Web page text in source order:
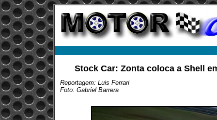
Stock Car: Zonta coloca a Shell
Reportagem: Luis Ferrari
Foto: Gabriel Barrera